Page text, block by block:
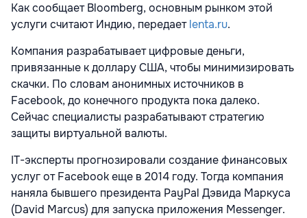
Как сообщает Bloomberg, основным рынком этой
услуги считают Индию, передаетlenta.ru.
Компания разрабатывает цифровые деньги,
привязанные к доллару США, чтобы минимизировать
скачки. По словам анонимных источников в
Facebook, до конечного продукта пока далеко.
Сейчас специалисты разрабатывают стратегию
защиты виртуальной валюты.
IT-эксперты прогнозировали создание финансовых
услуг от Facebook еще в 2014 году. Тогда компания
наняла бывшего президента PayPal Дэвида Маркуса
(David Marcus) для запуска приложения Messenger.